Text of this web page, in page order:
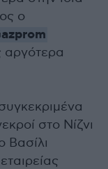
ο
αργότερα
στο Νίζνι
Βασίλι